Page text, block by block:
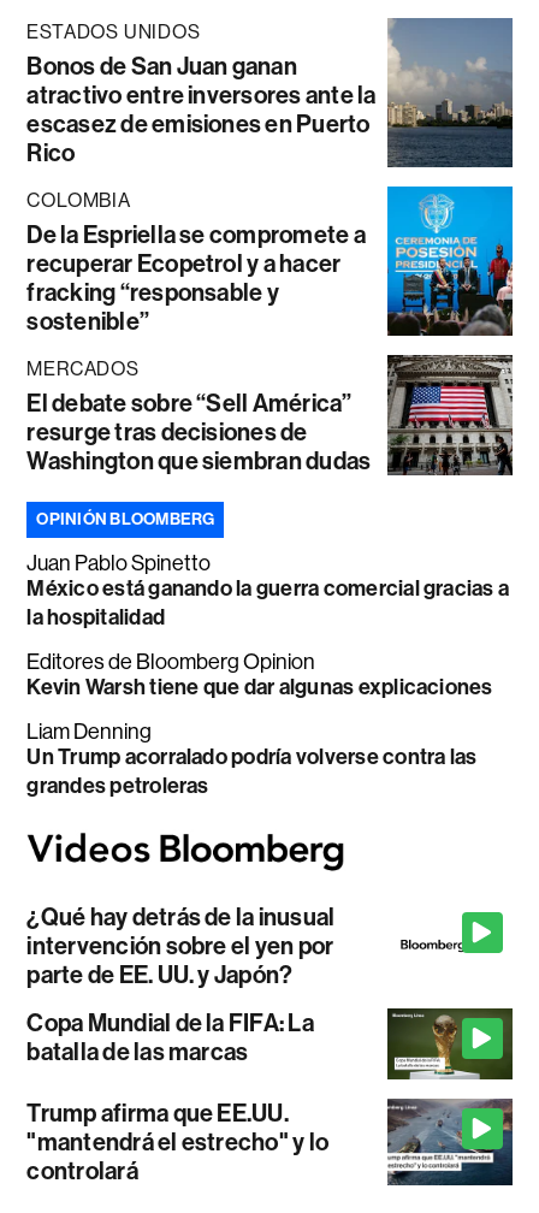
ESTADOS UNIDOS
Bonos de San Juan ganan
atractivo entre inversores ante la
escasez de emisiones en Puerto
Rico
COLOMBIA
De la Espriella se compromete a
recuperar Ecopetrol y a hacer
fracking “responsable y
sostenible”
MERCADOS
El debate sobre “Sell América”
resurge tras decisiones de
Washington que siembran dudas
OPINIÓN BLOOMBERG
Juan Pablo Spinetto
México está ganando la guerra comercial gracias a
la hospitalidad
Editores de Bloomberg Opinion
Kevin Warsh tiene que dar algunas explicaciones
Liam Denning
Un Trump acorralado podría volverse contra las
grandes petroleras
¿Qué hay detrás de la inusual
intervención sobre el yen por
parte de EE. UU. y Japón?
Copa Mundial de la FIFA: La
batalla de las marcas
Trump afirma que EE.UU.
"mantendrá el estrecho" y lo
controlará